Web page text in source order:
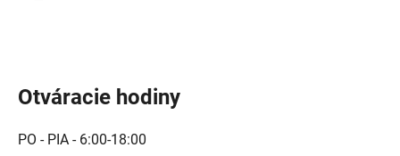
Otváracie hodiny
PO - PIA - 6:00-18:00